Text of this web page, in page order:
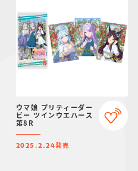
ウマ娘 プリティーダー
ビー ツインウエハース
第8R
2025.2.24発売